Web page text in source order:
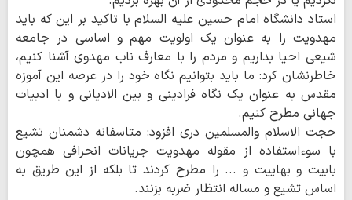
استاد دانشگاه امام حسین علیه السلام با تاکید بر این که باید
مهدویت را به عنوان یک اولویت مهم و اساسی در جامعه
شیعی احیا بداریم و مردم را با معارف ناب مهدوی آشنا کنیم،
خاطرنشان کرد: ما باید بتوانیم نگاه خود را در عرصه این آموزه
مقدس به عنوان یک نگاه فرادینی و بین الادیانی و با ادبیات
جهانی مطرح کنیم.
حجت الاسلام والمسلمین دری افزود: متاسفانه دشمنان تشیع
با سوءاستفاده از مقوله مهدویت جریانات انحرافی همچون
بابیت و بهاییت و ... را مطرح کردند تا بلکه از این طریق به
اساس تشیع و مساله انتظار ضربه بزنند.